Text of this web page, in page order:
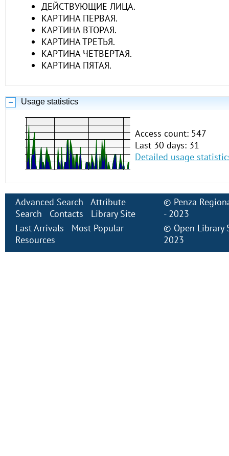
ДЕЙСТВУЮЩИЕ ЛИЦА.
КАРТИНА ПЕРВАЯ.
КАРТИНА ВТОРАЯ.
КАРТИНА ТРЕТЬЯ.
КАРТИНА ЧЕТВЕРТАЯ.
КАРТИНА ПЯТАЯ.
Usage statistics
Access count: 547
Last 30 days: 31
Detailed usage
Advanced Search
Attribute
Search
Contacts
Library Site
Last Arrivals
Most Popular
Resources
© Penza
- 2023
© Open Library
2023